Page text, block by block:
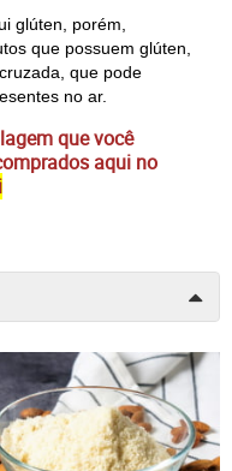
glúten, porém,
que possuem glúten,
que pode
no ar.
que você
aqui no